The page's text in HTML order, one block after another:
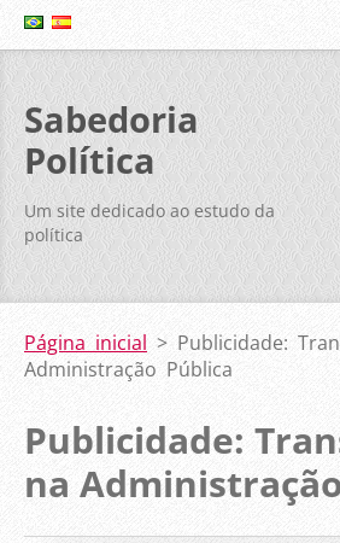
Sabedoria
Política
Um site dedicado ao estudo da
política
Página inicial > Publicidade:
Administração Pública
Publicidade:
na